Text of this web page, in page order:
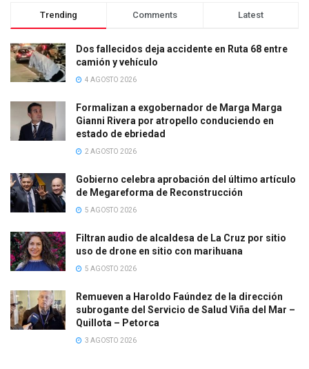
Trending Comments Latest
Dos fallecidos deja accidente en Ruta 68 entre
camión y vehículo
4 AGOSTO 2026
Formalizan a exgobernador de Marga Marga
Gianni Rivera por atropello conduciendo en
estado de ebriedad
2 AGOSTO 2026
Gobierno celebra aprobación del último artículo
de Megareforma de Reconstrucción
5 AGOSTO 2026
Filtran audio de alcaldesa de La Cruz por sitio
uso de drone en sitio con marihuana
5 AGOSTO 2026
Remueven a Haroldo Faúndez de la dirección
subrogante del Servicio de Salud Viña del Mar –
Quillota – Petorca
3 AGOSTO 2026